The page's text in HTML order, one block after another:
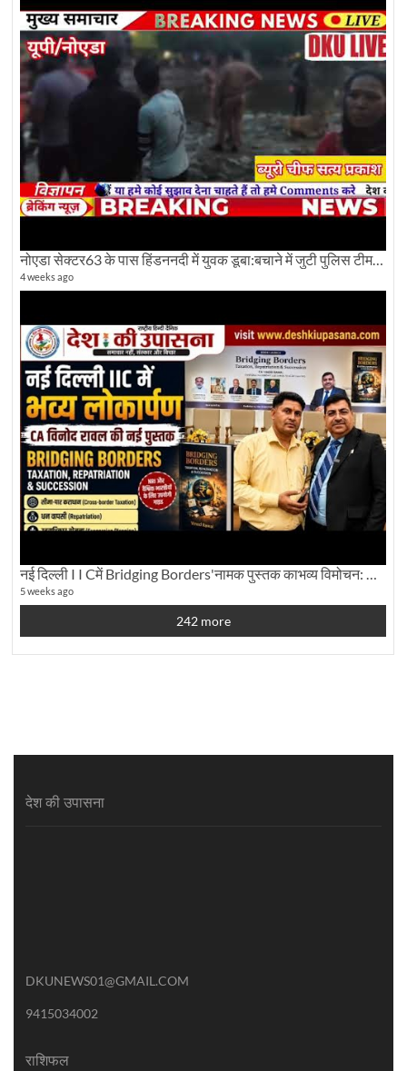
नोएडा सेक्टर63 के पास हिंडननदी में युवक डूबा:बचाने में जुटी पुलिस टीम: देखिए पूरी ग्राउंड रिपोर्टिंग
4 weeks ago
नई दिल्ली I I Cमें Bridging Borders'नामक पुस्तक काभव्य विमोचन: Dku ब्यूरो चीफ की ग्राउंड रिपोर्टिंग
5 weeks ago
242 more
देश की उपासना
DKUNEWS01@GMAIL.COM
9415034002
राशिफल